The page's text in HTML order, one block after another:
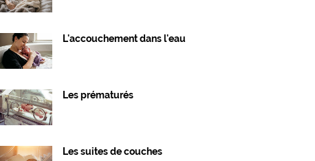
L'accouchement dans l'eau
Les prématurés
Les suites de couches